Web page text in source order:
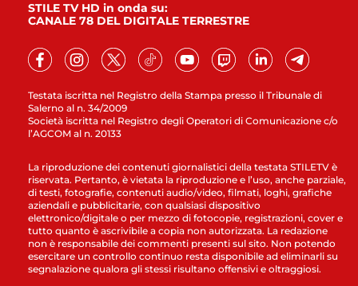
Testata iscritta nel Registro della Stampa presso il Tribunale di
Salerno al n. 34/2009
Società iscritta nel Registro degli Operatori di Comunicazione c/o
l’AGCOM al n. 20133
STILE TV HD in onda su:
CANALE 78 DEL DIGITALE TERRESTRE
La riproduzione dei contenuti giornalistici della testata STILETV è
riservata. Pertanto, è vietata la riproduzione e l’uso, anche parziale,
di testi, fotografie, contenuti audio/video, filmati, loghi, grafiche
aziendali e pubblicitarie, con qualsiasi dispositivo
elettronico/digitale o per mezzo di fotocopie, registrazioni, cover e
tutto quanto è ascrivibile a copia non autorizzata. La redazione
non è responsabile dei commenti presenti sul sito. Non potendo
esercitare un controllo continuo resta disponibile ad eliminarli su
segnalazione qualora gli stessi risultano offensivi e oltraggiosi.